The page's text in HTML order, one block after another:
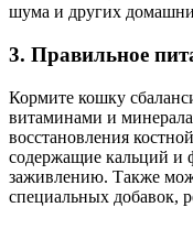
шума и других
3. Правильное
Кормите кошку
витаминами и
восстановления
содержащие кальций и
заживлению. Также
специальных добавок,